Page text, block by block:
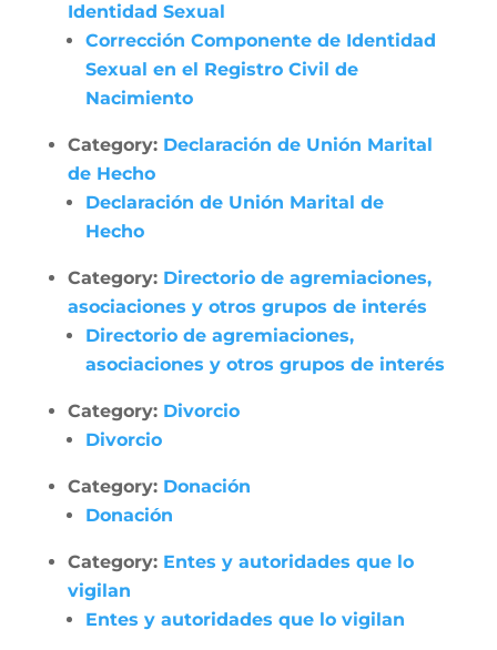
Identidad Sexual
Corrección Componente de Identidad
Sexual en el Registro Civil de
Nacimiento
Category: Declaración de Unión Marital
de Hecho
Declaración de Unión Marital de
Hecho
Category: Directorio de agremiaciones,
asociaciones y otros grupos de interés
Directorio de agremiaciones,
asociaciones y otros grupos de interés
Category: Divorcio
Divorcio
Category: Donación
Donación
Category: Entes y autoridades que lo
vigilan
Entes y autoridades que lo vigilan